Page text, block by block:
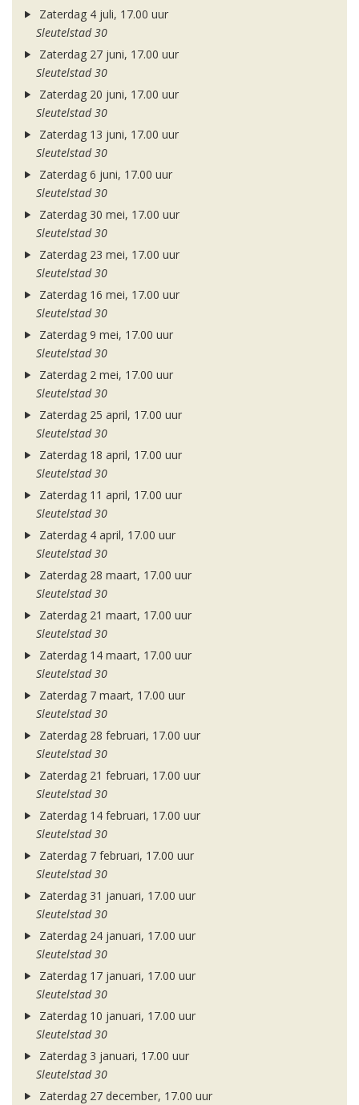
Zaterdag 4 juli, 17.00 uur
Sleutelstad 30
Zaterdag 27 juni, 17.00 uur
Sleutelstad 30
Zaterdag 20 juni, 17.00 uur
Sleutelstad 30
Zaterdag 13 juni, 17.00 uur
Sleutelstad 30
Zaterdag 6 juni, 17.00 uur
Sleutelstad 30
Zaterdag 30 mei, 17.00 uur
Sleutelstad 30
Zaterdag 23 mei, 17.00 uur
Sleutelstad 30
Zaterdag 16 mei, 17.00 uur
Sleutelstad 30
Zaterdag 9 mei, 17.00 uur
Sleutelstad 30
Zaterdag 2 mei, 17.00 uur
Sleutelstad 30
Zaterdag 25 april, 17.00 uur
Sleutelstad 30
Zaterdag 18 april, 17.00 uur
Sleutelstad 30
Zaterdag 11 april, 17.00 uur
Sleutelstad 30
Zaterdag 4 april, 17.00 uur
Sleutelstad 30
Zaterdag 28 maart, 17.00 uur
Sleutelstad 30
Zaterdag 21 maart, 17.00 uur
Sleutelstad 30
Zaterdag 14 maart, 17.00 uur
Sleutelstad 30
Zaterdag 7 maart, 17.00 uur
Sleutelstad 30
Zaterdag 28 februari, 17.00 uur
Sleutelstad 30
Zaterdag 21 februari, 17.00 uur
Sleutelstad 30
Zaterdag 14 februari, 17.00 uur
Sleutelstad 30
Zaterdag 7 februari, 17.00 uur
Sleutelstad 30
Zaterdag 31 januari, 17.00 uur
Sleutelstad 30
Zaterdag 24 januari, 17.00 uur
Sleutelstad 30
Zaterdag 17 januari, 17.00 uur
Sleutelstad 30
Zaterdag 10 januari, 17.00 uur
Sleutelstad 30
Zaterdag 3 januari, 17.00 uur
Sleutelstad 30
Zaterdag 27 december, 17.00 uur